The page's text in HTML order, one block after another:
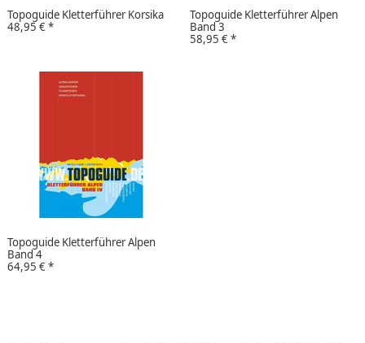
Topoguide Kletterführer Korsika
48,95 €*
Topoguide Kletterführer Alpen
Band 3
58,95 €*
Topoguide Kletterführer Alpen
Band 4
64,95 €*